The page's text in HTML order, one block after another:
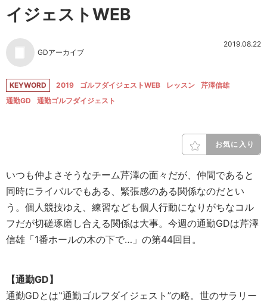
イジェストWEB
GDアーカイブ
2019.08.22
KEYWORD 2019 ゴルフダイジェストWEB レッスン
芹澤信雄
通勤GD
通勤ゴルフダイジェスト
お気に入り
いつも仲よさそうなチーム芹澤の面々だが、仲間であると
同時にライバルでもある、緊張感のある関係なのだとい
う。個人競技ゆえ、練習なども個人行動になりがちなコル
フだが切磋琢磨し合える関係は大事。今週の通勤GDは芹澤
信雄「1番ホールの木の下で…」の第44回目。
【通勤GD】
通勤GDとは‟通勤ゴルフダイジェスト”の略。世のサラリー